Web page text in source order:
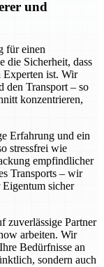
und
für einen
die Sicherheit, dass
ist. Wir
den Transport – so
konzentrieren,
Erfahrung und ein
stressfrei wie
empfindlicher
Transports – wir
Eigentum sicher
zuverlässige Partner
arbeiten. Wir
Bedürfnisse an
sondern auch